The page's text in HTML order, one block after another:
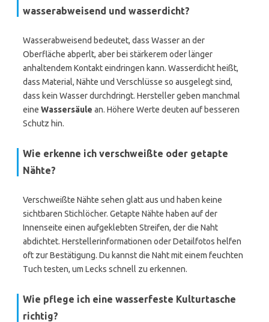
wasserabweisend und wasserdicht?
Wasserabweisend bedeutet, dass Wasser an der
Oberfläche abperlt, aber bei stärkerem oder länger
anhaltendem Kontakt eindringen kann. Wasserdicht heißt,
dass Material, Nähte und Verschlüsse so ausgelegt sind,
dass kein Wasser durchdringt. Hersteller geben manchmal
eine Wassersäule an. Höhere Werte deuten auf besseren
Schutz hin.
Wie erkenne ich verschweißte oder getapte
Nähte?
Verschweißte Nähte sehen glatt aus und haben keine
sichtbaren Stichlöcher. Getapte Nähte haben auf der
Innenseite einen aufgeklebten Streifen, der die Naht
abdichtet. Herstellerinformationen oder Detailfotos helfen
oft zur Bestätigung. Du kannst die Naht mit einem feuchten
Tuch testen, um Lecks schnell zu erkennen.
Wie pflege ich eine wasserfeste Kulturtasche
richtig?